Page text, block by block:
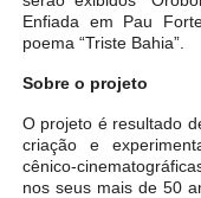
Enfiada em Pau
poema “Triste Bahia”.
Sobre o projeto
O projeto é resultado
criação e
cênico-
nos seus mais de 50